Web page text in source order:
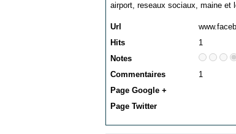
airport, reseaux sociaux, maine et
Url
Hits
1
Notes
Commentaires
1
Page Google +
Page Twitter